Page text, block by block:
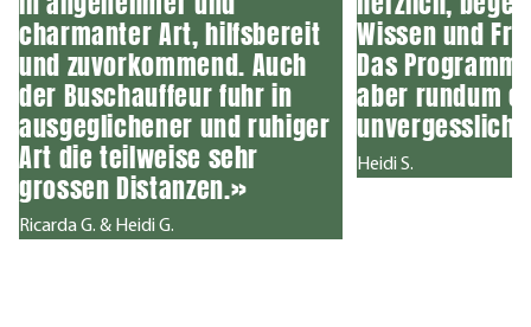
charmanter Art, hilfsbereit
und zuvorkommend. Auch
der Buschauffeur fuhr in
ausgeglichener und ruhiger
Art die teilweise sehr
grossen Distanzen.»
Ricarda G. & Heidi G.
Wissen und
Das
aber rundum
Heidi S.